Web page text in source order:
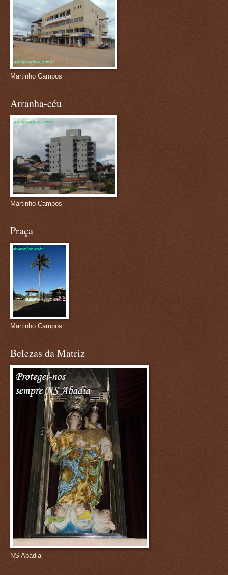
Martinho Campos
Arranha-céu
Martinho Campos
Praça
Martinho Campos
Belezas da Matriz
NS Abadia